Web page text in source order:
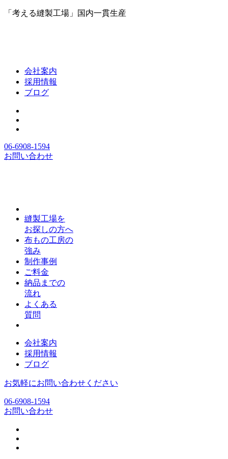
「考える縫製工場」国内一貫生産
会社案内
採用情報
ブログ
06-6908-1594
お問い合わせ
縫製工場を
お探しの方へ
布もの工房の
強み
制作事例
ご料金
納品までの
流れ
よくある
質問
会社案内
採用情報
ブログ
お気軽にお問い合わせください
06-6908-1594
お問い合わせ